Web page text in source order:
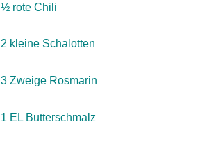
½ rote Chili
2 kleine Schalotten
3 Zweige Rosmarin
1 EL Butterschmalz